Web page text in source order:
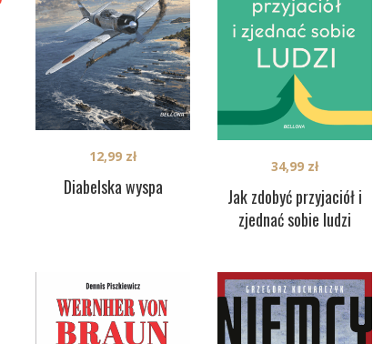
Diabelska wyspa
12,99 zł
Jak zdobyć przyjaciół i
zjednać sobie ludzi
34,99 zł